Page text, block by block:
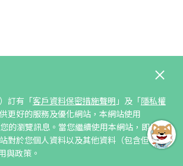
訂有「客戶資料保密措施聲明 」及「隱私權
更好的服務及優化網站，本網站使用
的瀏覽訊息。當您繼續使用本網站，即表示
對於您個人資料以及其他資料（包含但不限
與政策。